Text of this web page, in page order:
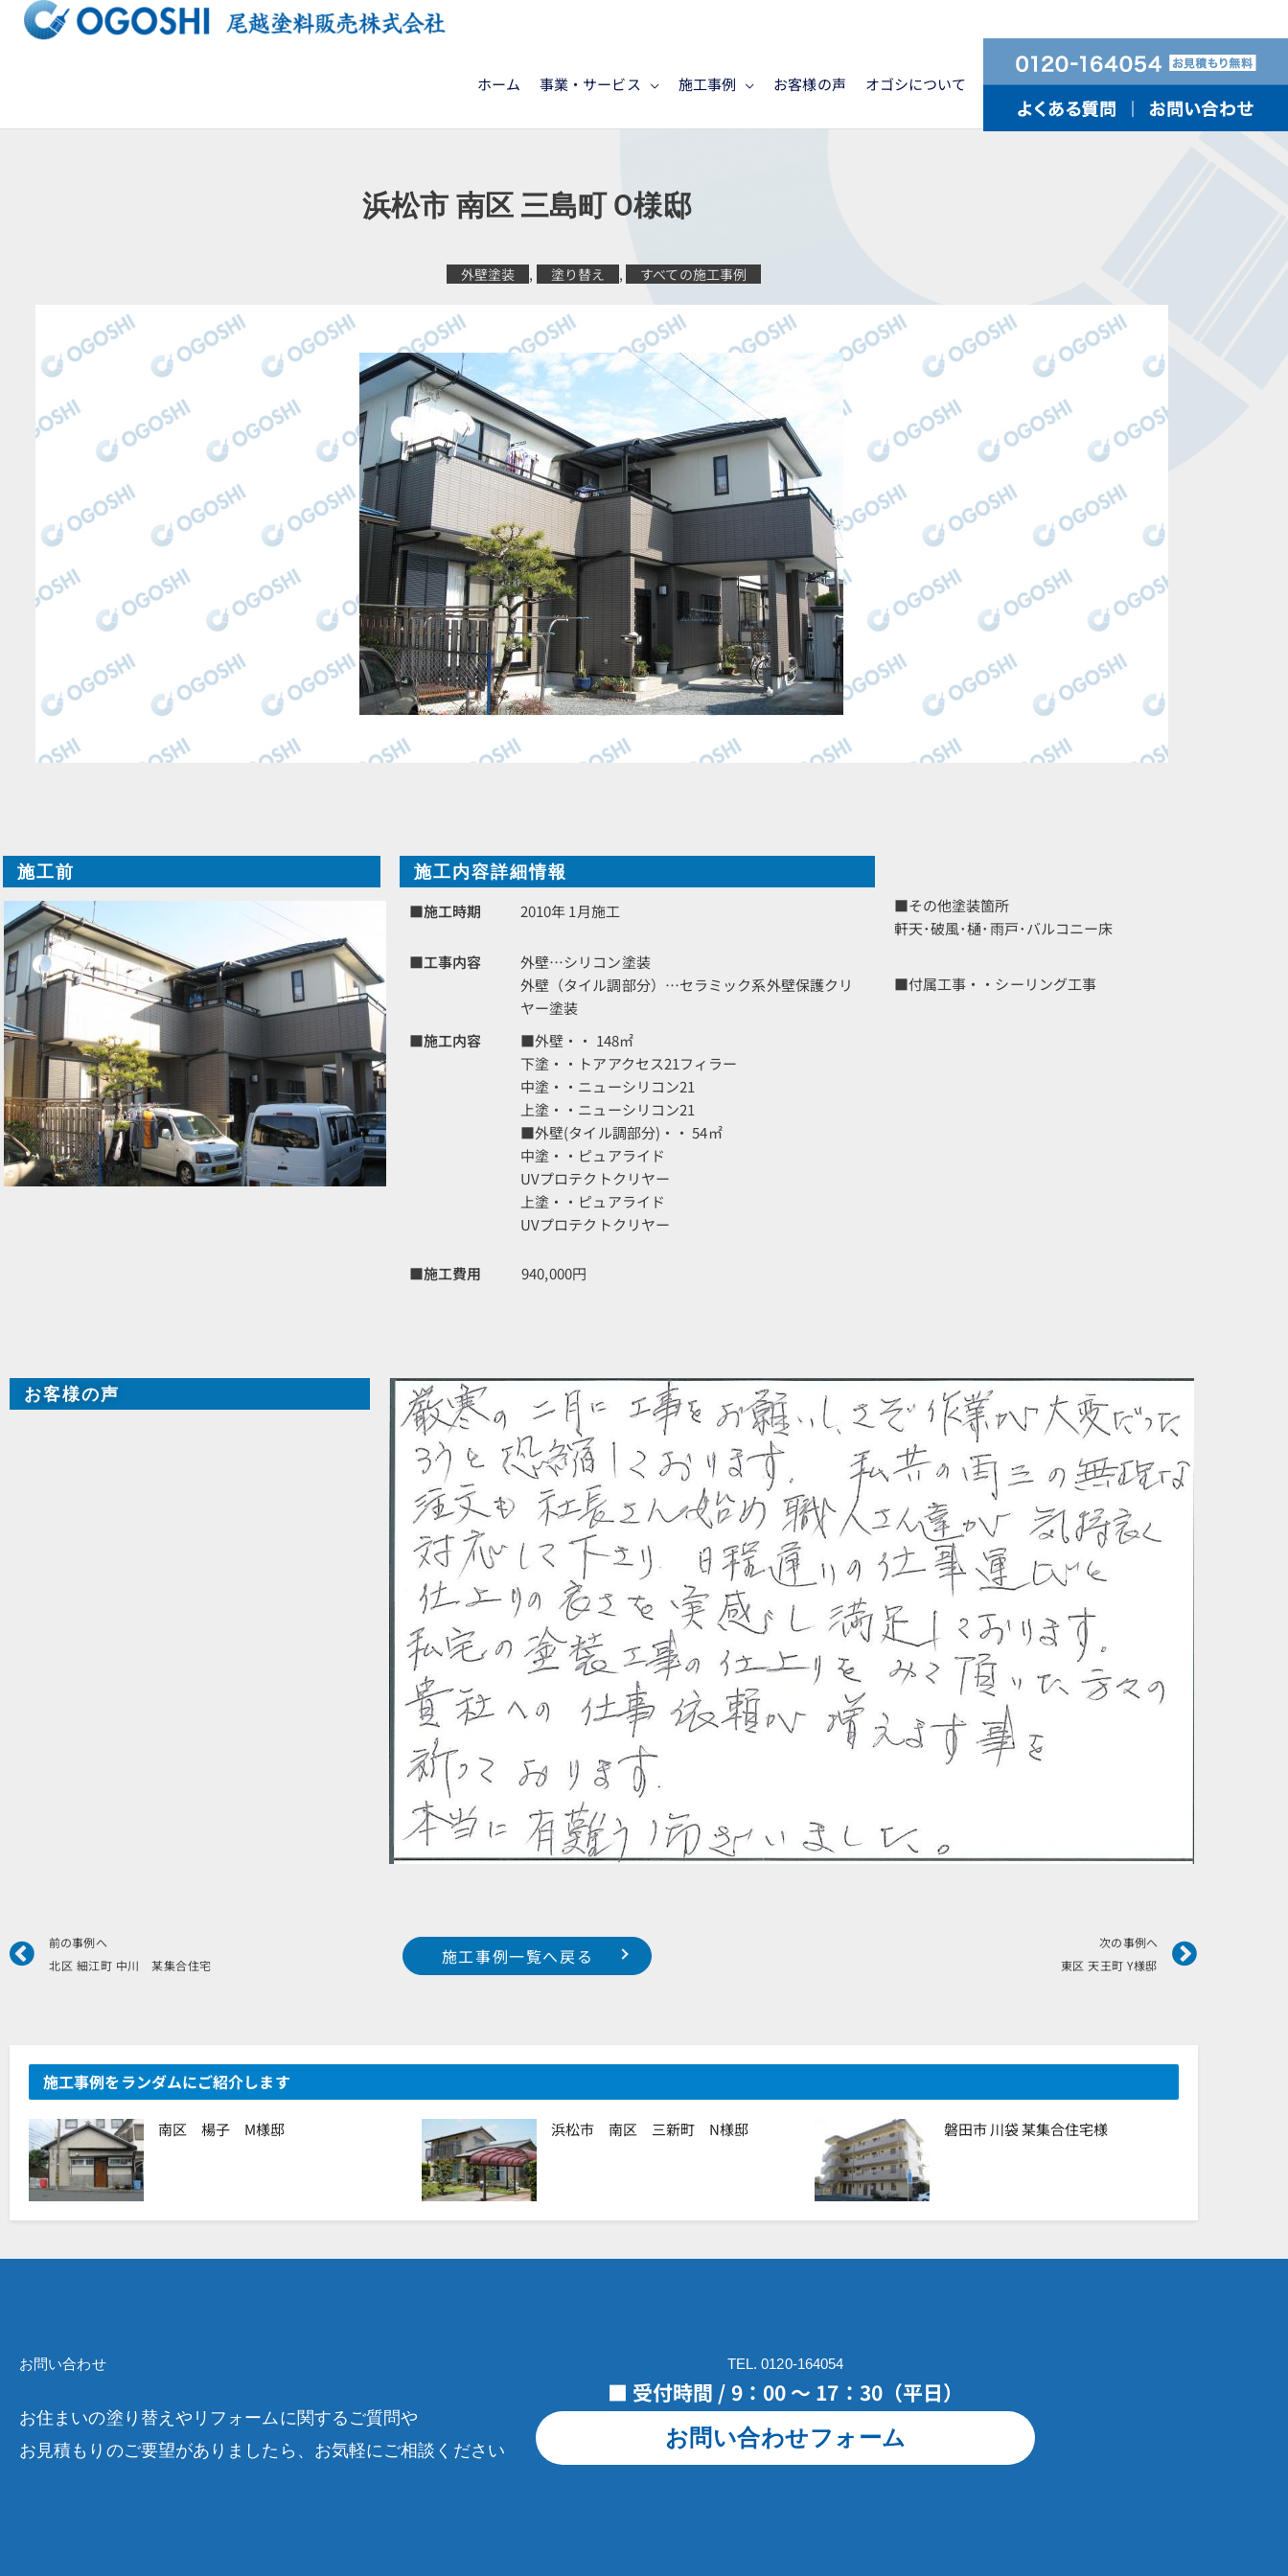
ッ
ホーム 事業・サービス 施工事例 お客様の声 オゴシについて
浜松市 南区 三島町 O様邸
外壁塗装 , 塗り替え , すべての施工事例
施工前
施工内容詳細情報
■施工時期
2010年 1月施工
■工事内容
外壁…シリコン塗装
外壁（タイル調部分）…セラミック系外壁保護クリ
ヤー塗装
■施工内容
■外壁・・ 148㎡
下塗・・トアアクセス21フィラー
中塗・・ニューシリコン21
上塗・・ニューシリコン21
■外壁(タイル調部分)・・ 54㎡
中塗・・ピュアライド
UVプロテクトクリヤー
上塗・・ピュアライド
UVプロテクトクリヤー
■施工費用 940,000円
■その他塗装箇所
軒天･破風･樋･雨戸･バルコニー床
■付属工事・・シーリング工事
お客様の声
Prev
前の事例へ
北区 細江町 中川 某集合住宅
次の事例へ
東区 天王町 Y様邸
Next
施工事例一覧へ戻る
施工事例をランダムにご紹介します
南区 楊子 M様邸 浜松市 南区 三新町 N様邸 磐田市 川袋 某集合住宅様
お問い合わせ
お住まいの塗り替えやリフォームに関するご質問や
お見積もりのご要望がありましたら、お気軽にご相談ください
TEL. 0120-164054
■ 受付時間 / 9：00 ～ 17：30（平日）
お問い合わせフォーム